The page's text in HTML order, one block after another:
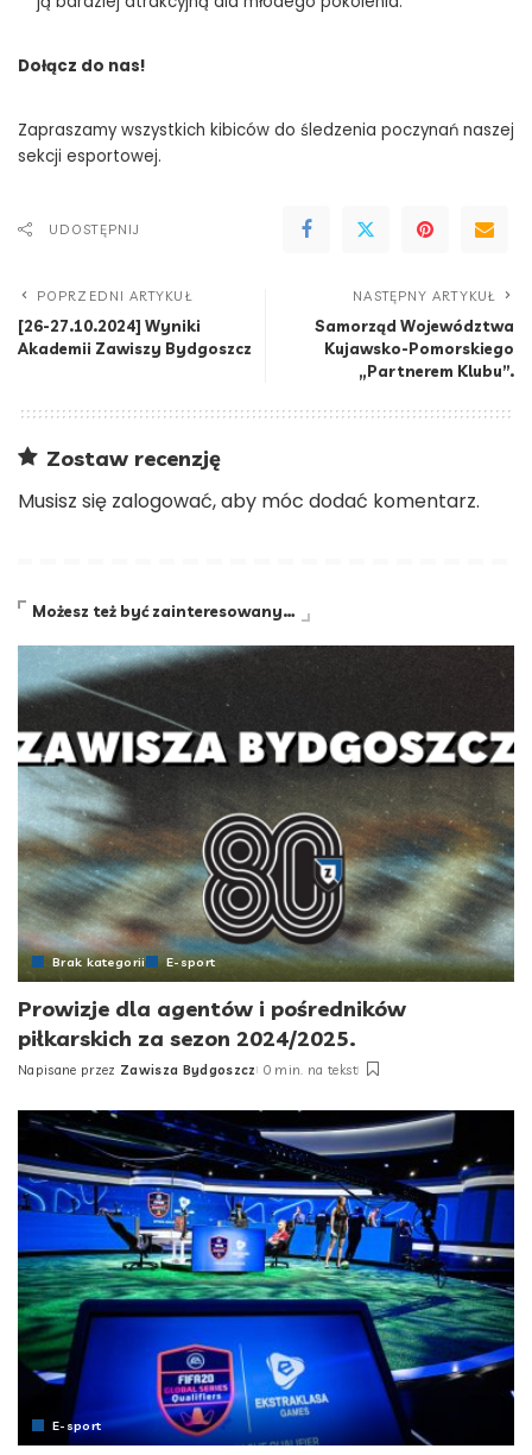
Dołącz do nas!
Zapraszamy wszystkich kibiców do śledzenia poczynań naszej
sekcji esportowej.
UDOSTĘPNIJ
POPRZEDNI ARTYKUŁ
[26-27.10.2024] Wyniki
Akademii Zawiszy Bydgoszcz
NASTĘPNY ARTYKUŁ
Samorząd Województwa
Kujawsko-Pomorskiego
„Partnerem Klubu”.
Zostaw recenzję
Musisz się zalogować, aby móc dodać komentarz.
Możesz też być zainteresowany…
Brak kategorii E-sport
Prowizje dla agentów i pośredników
piłkarskich za sezon 2024/2025.
Posted
Napisane przez Zawisza Bydgoszcz 0 min. na tekst
E-sport